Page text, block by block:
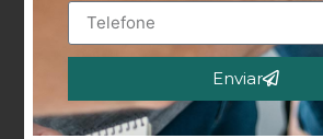
Enviar
Alternative: